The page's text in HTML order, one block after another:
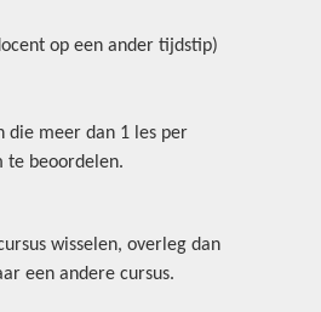
op een ander tijdstip)
die meer dan 1 les per
te beoordelen.
wisselen, overleg dan
een andere cursus.